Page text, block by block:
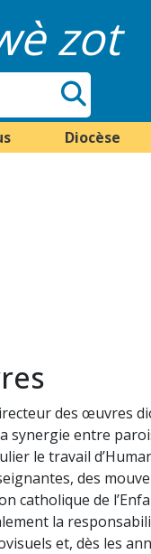
zot
Diocèse
des œuvres
synergie entre
le travail
des
catholique de
la
et, dès les